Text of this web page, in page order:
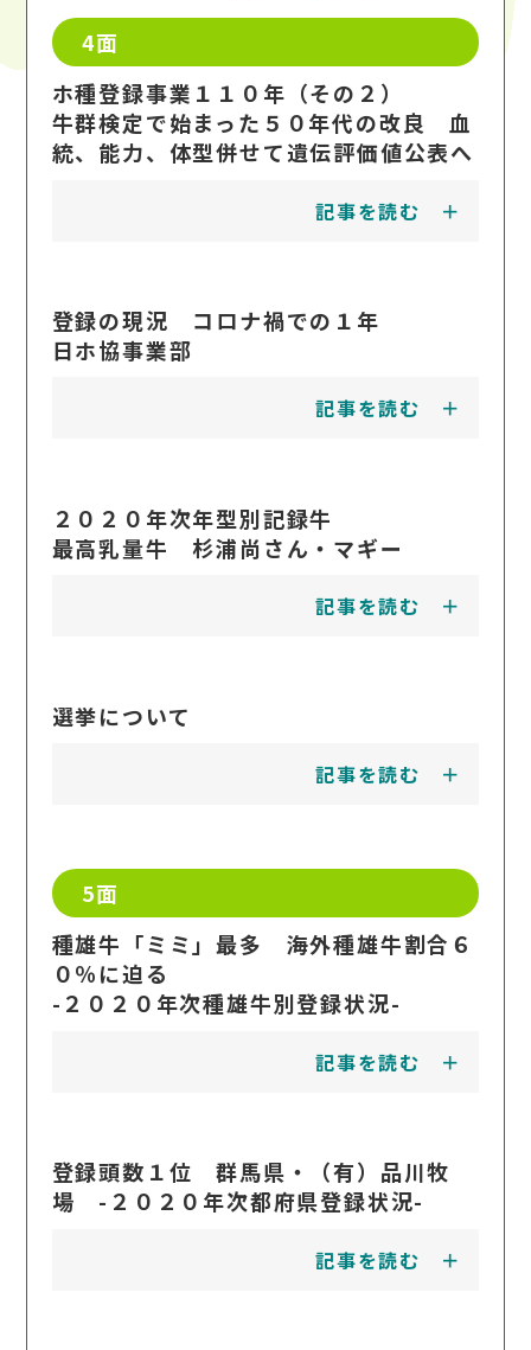
4面
ホ種登録事業１１０年（その２）
牛群検定で始まった５０年代の改良 血
統、能力、体型併せて遺伝評価値公表へ
記事を読む
登録の現況 コロナ禍での１年
日ホ協事業部
記事を読む
２０２０年次年型別記録牛
最高乳量牛 杉浦尚さん・マギー
記事を読む
選挙について
記事を読む
5面
種雄牛「ミミ」最多 海外種雄牛割合６
０％に迫る
-２０２０年次種雄牛別登録状況-
記事を読む
登録頭数１位 群馬県・（有）品川牧
場 -２０２０年次都府県登録状況-
記事を読む